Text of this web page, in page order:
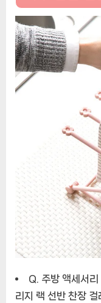
Q. 주방 액세서
리지 랙 선반 찬장